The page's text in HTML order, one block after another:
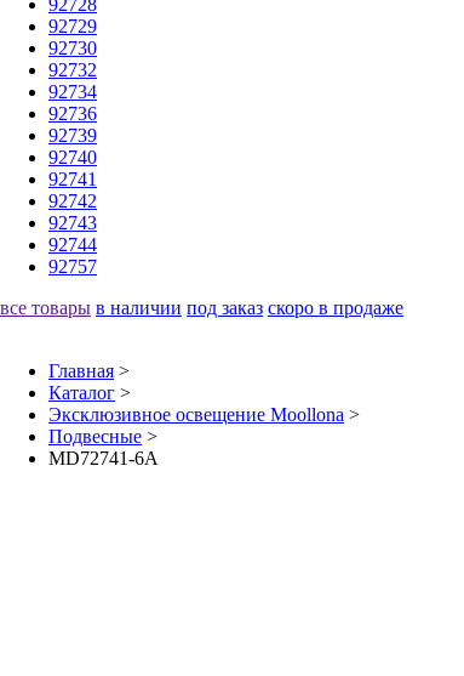
92728
92729
92730
92732
92734
92736
92739
92740
92741
92742
92743
92744
92757
все товары в наличии под заказ скоро в продаже
Главная >
Каталог >
Эксклюзивное освещение Moollona >
Подвесные >
MD72741-6A